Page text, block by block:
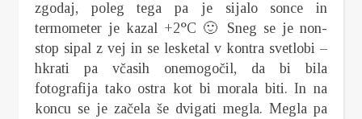
zgodaj, poleg tega pa je sijalo sonce in
termometer je kazal +2°C 🙂 Sneg se je non-
stop sipal z vej in se lesketal v kontra svetlobi –
hkrati pa včasih onemogočil, da bi bila
fotografija tako ostra kot bi morala biti. In na
koncu se je začela še dvigati megla. Megla pa